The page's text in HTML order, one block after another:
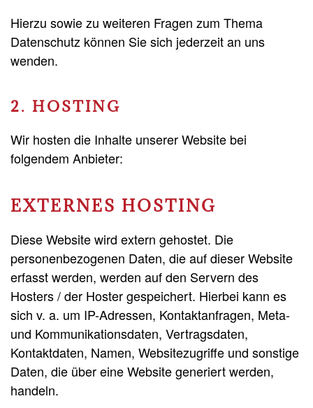
Hierzu sowie zu weiteren Fragen zum Thema
Datenschutz können Sie sich jederzeit an uns
wenden.
2. HOSTING
Wir hosten die Inhalte unserer Website bei
folgendem Anbieter:
EXTERNES HOSTING
Diese Website wird extern gehostet. Die
personenbezogenen Daten, die auf dieser Website
erfasst werden, werden auf den Servern des
Hosters / der Hoster gespeichert. Hierbei kann es
sich v. a. um IP-Adressen, Kontaktanfragen, Meta-
und Kommunikationsdaten, Vertragsdaten,
Kontaktdaten, Namen, Websitezugriffe und sonstige
Daten, die über eine Website generiert werden,
handeln.